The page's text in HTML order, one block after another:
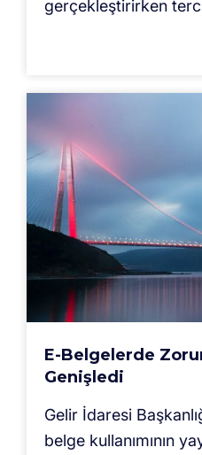
gerçekleştirirken
E-Belgelerde
Genişledi
Gelir İdaresi
belge kullanımının